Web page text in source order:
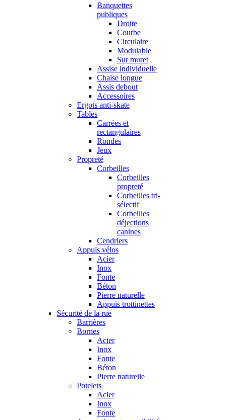
Banquettes
publiques
Droite
Courbe
Circulaire
Modulable
Sur muret
Assise individuelle
Chaise longue
Assis debout
Accessoires
Ergots anti-skate
Tables
Carrées et
rectangulaires
Rondes
Jeux
Propreté
Corbeilles
Corbeilles
propreté
Corbeilles tri-
sélectif
Corbeilles
déjections
canines
Cendriers
Appuis vélos
Acier
Inox
Fonte
Béton
Pierre naturelle
Appuis trottinettes
Sécurité de la rue
Barrières
Bornes
Acier
Inox
Fonte
Béton
Pierre naturelle
Potelets
Acier
Inox
Fonte